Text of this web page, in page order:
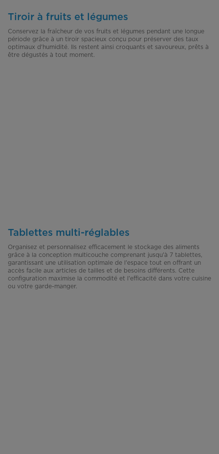
Tiroir à fruits et légumes
Conservez la fraîcheur de vos fruits et légumes pendant une longue
période grâce à un tiroir spacieux conçu pour préserver des taux
optimaux d'humidité. Ils restent ainsi croquants et savoureux, prêts à
être dégustés à tout moment.
Tablettes multi-réglables
Organisez et personnalisez efficacement le stockage des aliments
grâce à la conception multicouche comprenant jusqu'à 7 tablettes,
garantissant une utilisation optimale de l'espace tout en offrant un
accès facile aux articles de tailles et de besoins différents. Cette
configuration maximise la commodité et l'efficacité dans votre cuisine
ou votre garde-manger.